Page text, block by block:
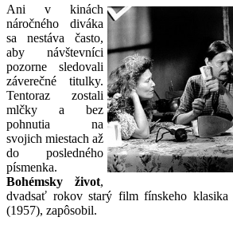
Ani v kinách
náročného diváka
sa nestáva často,
aby návštevníci
pozorne sledovali
záverečné titulky.
Tentoraz zostali
mlčky a bez
pohnutia na
svojich miestach až
do posledného
písmenka.
Bohémsky život,
dvadsať rokov starý film fínskeho klasika
(1957), zapôsobil.